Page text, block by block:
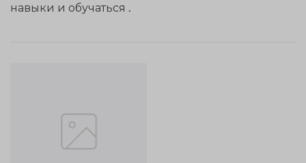
навыки и обучаться .